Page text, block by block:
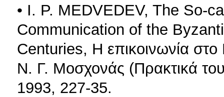
• I. P. MEDVEDEV, The So-
Communication of the
Centuries, Η επικοινωνία
Ν. Γ. Μοσχονάς (Πρακτικά
1993, 227-35.